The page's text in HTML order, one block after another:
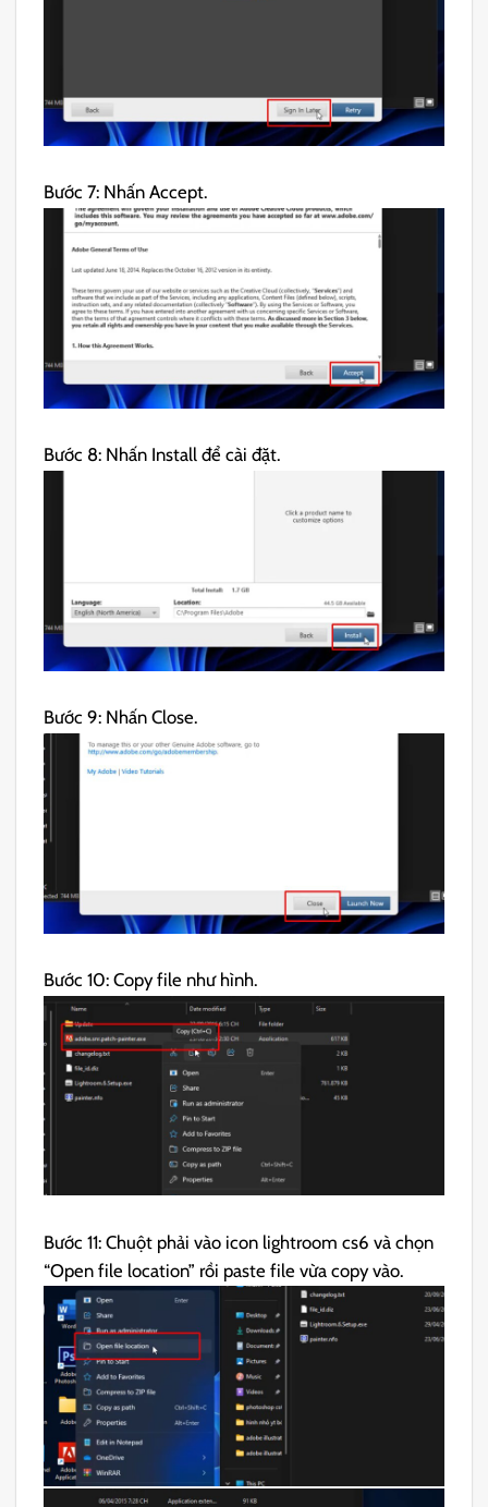
Bước 7: Nhấn Accept.
Bước 8: Nhấn Install để cài đặt.
Bước 9: Nhấn Close.
Bước 10: Copy file như hình.
Bước 11: Chuột phải vào icon lightroom cs6 và chọn
“Open file location” rồi paste file vừa copy vào.